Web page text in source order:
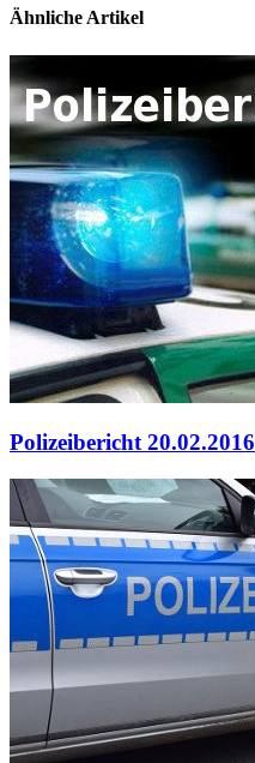
Ähnliche Artikel
Polizeibericht 20.02.2016